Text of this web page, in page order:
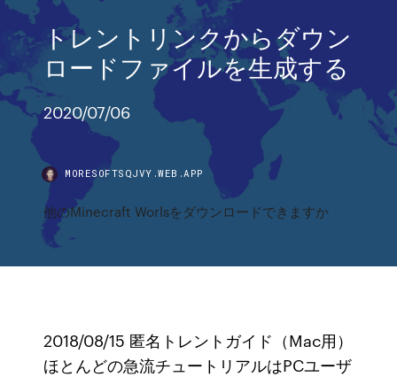
トレントリンクからダウン
ロードファイルを生成する
2020/07/06
MORESOFTSQJVY.WEB.APP
他のMinecraft Worlsをダウンロードできますか
2018/08/15 匿名トレントガイド（Mac用）
ほとんどの急流チュートリアルはPCユーザ